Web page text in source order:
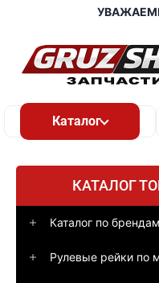
УВАЖАЕМЫЕ
КАТАЛОГ
Каталог по брендам
Рулевые рейки по